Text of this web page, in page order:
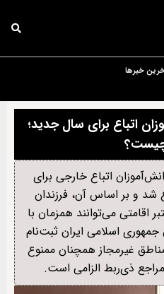
خبرها
اتباع برای سال جديد؛
چیست؟
اتباع خارجی برای
۱۴۰۶-۱۴۰۵ ابلاغ شد و بر اساس آن، فرزندان
اقامتی می‌توانند همزمان با
اسلامی ایران ثبت‌نام
غیرمجاز همچنان ممنوع
ذی‌ربط الزامی است.